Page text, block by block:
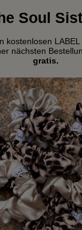
Soul
kostenlosen
nächsten
gratis.